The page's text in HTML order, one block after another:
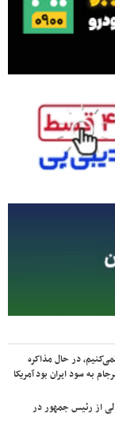
در حال مذاکره
به سود ایران بود آمریکا
از رئیس جمهور در